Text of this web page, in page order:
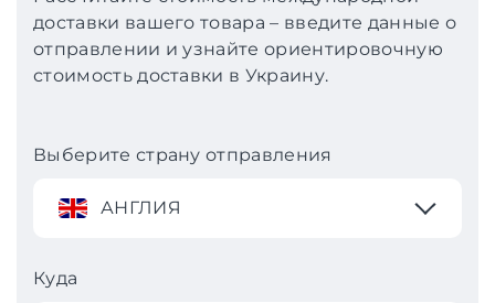
доставки вашего товара – введите данные о
отправлении и узнайте ориентировочную
стоимость доставки в Украину.
Выберите страну отправления
АНГЛИЯ
Куда